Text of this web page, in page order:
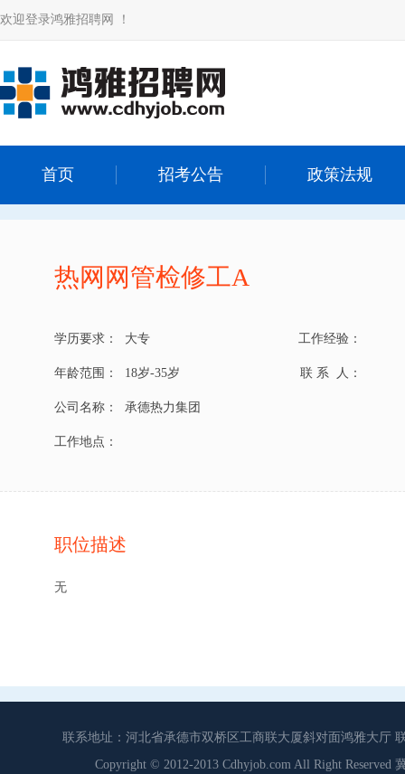
欢迎登录鸿雅招聘网 ！
首页 招考公告 政策法规
热网网管检修工A
学历要求： 大专 工作经验：
年龄范围： 18岁-35岁 联 系 人：
公司名称： 承德热力集团
工作地点：
职位描述
无
联系地址：河北省承德市双桥区工商联大厦斜对面鸿雅大厅
Copyright © 2012-2013 Cdhyjob.com All Right Reserved